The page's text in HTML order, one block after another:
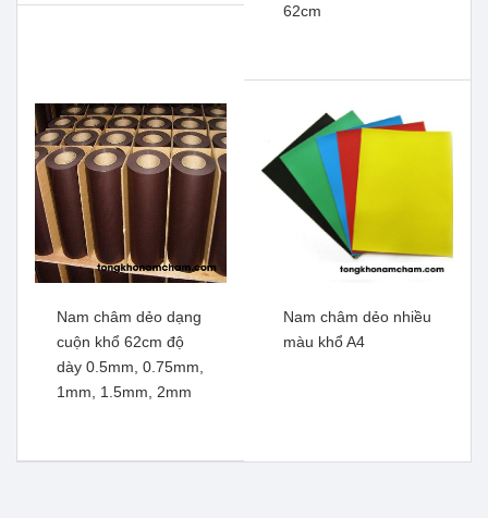
Decal nam châm dán taxi,
62cm
Xem thêm
Nam châm dẻo dạng
cuộn khổ 62cm độ
dày 0.5mm, 0.75mm,
1mm, 1.5mm, 2mm
Nam châm dẻo nhiều
màu khổ A4